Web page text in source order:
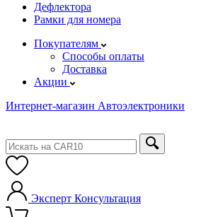
Дефлектора
Рамки для номера
Покупателям
Способы оплаты
Доставка
Акции
Интернет-магазин Автоэлектроники
Эксперт Консультация